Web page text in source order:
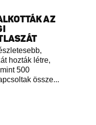
AZ
hozták létre,
500
össze...